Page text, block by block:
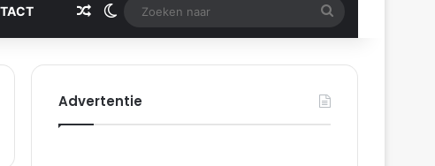
Gerelateerd artikel
Switch skin
Zoeken
naar
Advertentie